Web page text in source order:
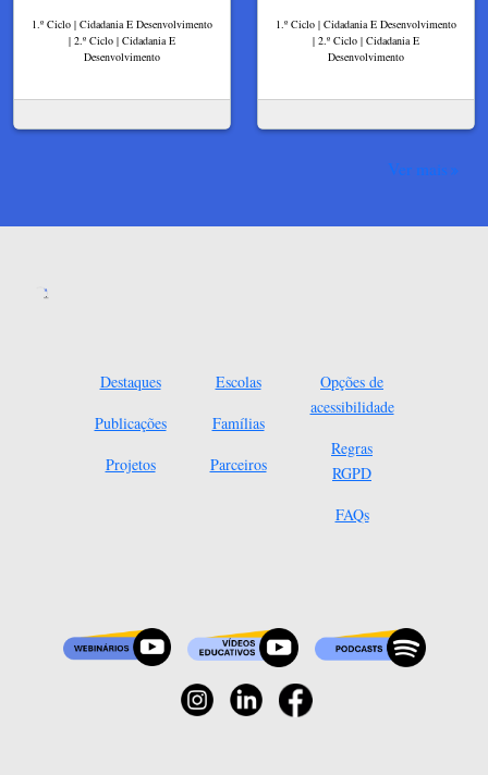
1.º Ciclo | Cidadania E Desenvolvimento
| 2.º Ciclo | Cidadania E
Desenvolvimento
1.º Ciclo | Cidadania E Desenvolvimento
| 2.º Ciclo | Cidadania E
Desenvolvimento
Ver mais
Destaques
Publicações
Projetos
Escolas
Famílias
Parceiros
Opções de
acessibilidade
Regras
RGPD
FAQs